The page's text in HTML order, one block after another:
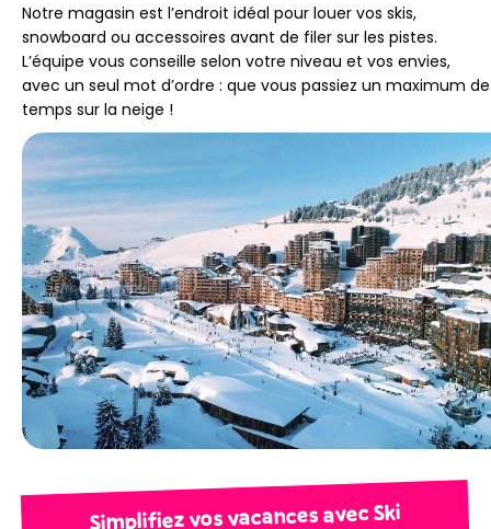
Notre magasin est l’endroit idéal pour louer vos skis,
snowboard ou accessoires avant de filer sur les pistes.
L’équipe vous conseille selon votre niveau et vos envies,
avec un seul mot d’ordre : que vous passiez un maximum de
temps sur la neige !
Simplifiez vos vacances avec Ski